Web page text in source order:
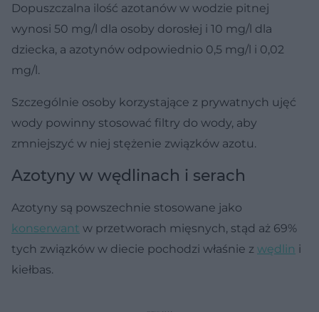
Dopuszczalna ilość azotanów w wodzie pitnej
wynosi 50 mg/l dla osoby dorosłej i 10 mg/l dla
dziecka, a azotynów odpowiednio 0,5 mg/l i 0,02
mg/l.
Szczególnie osoby korzystające z prywatnych ujęć
wody powinny stosować filtry do wody, aby
zmniejszyć w niej stężenie związków azotu.
Azotyny w wędlinach i serach
Azotyny są powszechnie stosowane jako
konserwant w przetworach mięsnych, stąd aż 69%
tych związków w diecie pochodzi właśnie z wędlin i
kiełbas.